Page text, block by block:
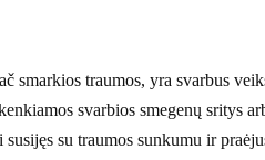
smarkios traumos, yra svarbus
svarbios smegenų sritys
su traumos sunkumu ir